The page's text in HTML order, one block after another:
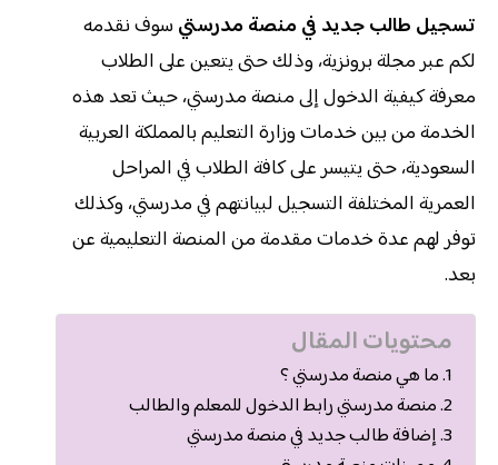
تسجيل طالب جديد في منصة مدرستي سوف نقدمه
لكم عبر مجلة برونزية، وذلك حتى يتعين على الطلاب
معرفة كيفية الدخول إلى منصة مدرستي، حيث تعد هذه
الخدمة من بين خدمات وزارة التعليم بالمملكة العربية
السعودية، حتى يتيسر على كافة الطلاب في المراحل
العمرية المختلفة التسجيل لبيانتهم في مدرستي، وكذلك
توفر لهم عدة خدمات مقدمة من المنصة التعليمية عن
بعد.
محتويات المقال
ما هي منصة مدرستي ؟
منصة مدرستي رابط الدخول للمعلم والطالب
إضافة طالب جديد في منصة مدرستي